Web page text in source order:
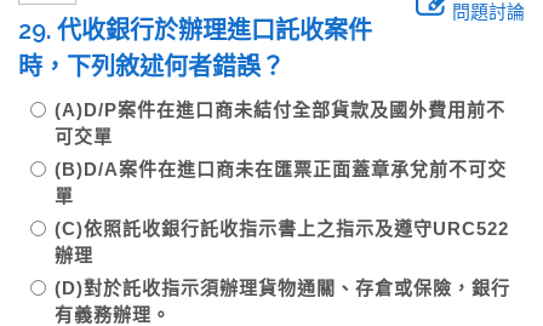
問題討論
29. 代收銀行於辦理進口託收案件
時，下列敘述何者錯誤？
(A)D/P案件在進口商未結付全部貨款及國外費用前不
可交單
(B)D/A案件在進口商未在匯票正面蓋章承兌前不可交
單
(C)依照託收銀行託收指示書上之指示及遵守URC522
辦理
(D)對於託收指示須辦理貨物通關、存倉或保險，銀行
有義務辦理。